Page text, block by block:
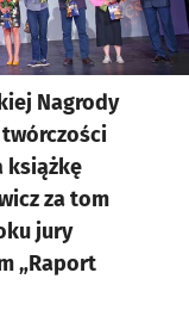
Nagrody
twórczości
książkę
za tom
jury
„Raport